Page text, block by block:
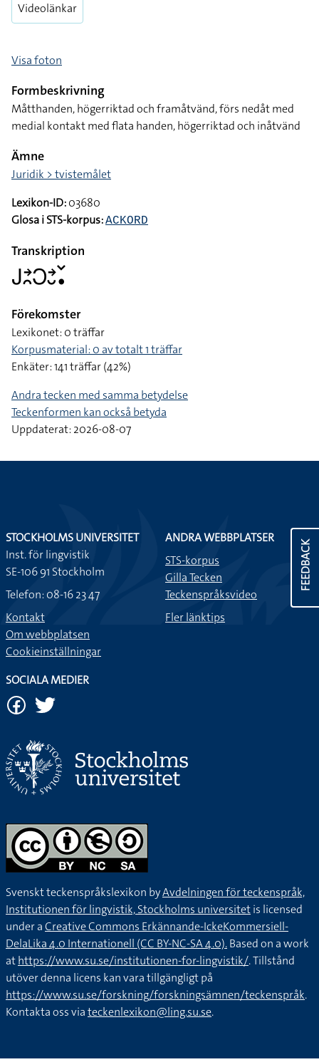
Videolänkar
Visa foton
Formbeskrivning
Måtthanden, högerriktad och framåtvänd, förs nedåt med
medial kontakt med flata handen, högerriktad och inåtvänd
Ämne
Juridik > tvistemålet
Lexikon-ID:03680
Glosa i STS-korpus:ACKORD
Transkription
􌤢􌥔􌥘􌥋􌥔􌤷􌥧􌥡
Förekomster
Lexikonet: 0 träffar
Korpusmaterial: 0 av totalt 1 träffar
Enkäter: 141 träffar (42%)
Andra tecken med samma betydelse
Teckenformen kan också betyda
Uppdaterat: 2026-08-07
FEEDBACK
STOCKHOLMS UNIVERSITET
Inst. för lingvistik
SE-106 91 Stockholm
Telefon: 08-16 23 47
Kontakt
Om webbplatsen
Cookieinställningar
ANDRA WEBBPLATSER
STS-korpus
Gilla Tecken
Teckenspråksvideo
Fler länktips
SOCIALA MEDIER
Svenskt teckenspråkslexikon byAvdelningen för teckenspråk,
Institutionen för lingvistik, Stockholms universitetis licensed
under aCreative Commons Erkännande-IckeKommersiell-
DelaLika 4.0 Internationell (CC BY-NC-SA 4.0).Based on a work
athttps://www.su.se/institutionen-for-lingvistik/. Tillstånd
utöver denna licens kan vara tillgängligt på
https://www.su.se/forskning/forskningsämnen/teckenspråk.
Kontakta oss viateckenlexikon@ling.su.se.